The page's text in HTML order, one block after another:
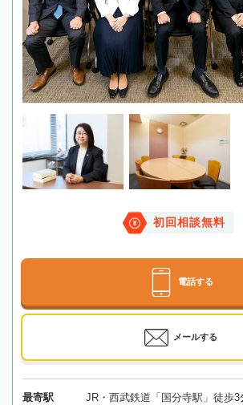
初回相談無料
電話する
メールする
最寄駅 JR・西武鉄道「国分寺駅」徒歩3